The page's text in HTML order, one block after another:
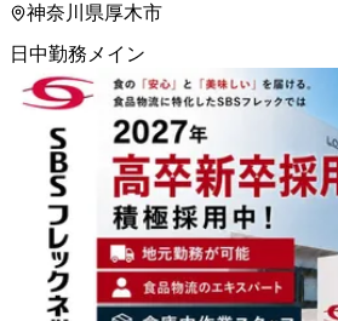
神奈川県厚木市
日中勤務メイン